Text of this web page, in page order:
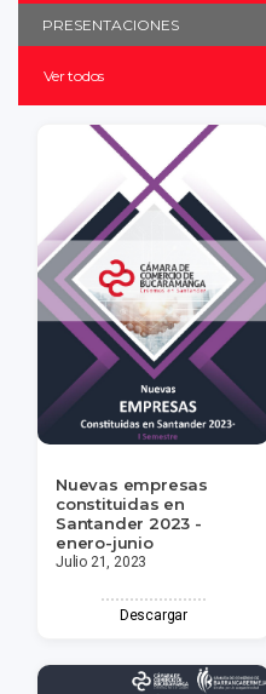
PRESENTACIONES
Ver todos
Nuevas empresas
constituidas en
Santander 2023 -
enero-junio
Julio 21, 2023
Descargar